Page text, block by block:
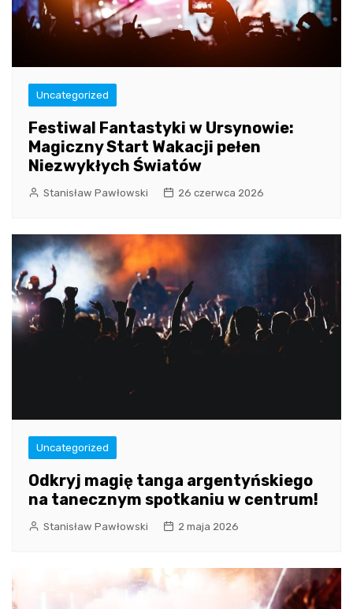
Uncategorized
Festiwal Fantastyki w Ursynowie:
Magiczny Start Wakacji pełen
Niezwykłych Światów
Stanisław Pawłowski 26 czerwca 2026
Uncategorized
Odkryj magię tanga argentyńskiego
na tanecznym spotkaniu w centrum!
Stanisław Pawłowski 2 maja 2026